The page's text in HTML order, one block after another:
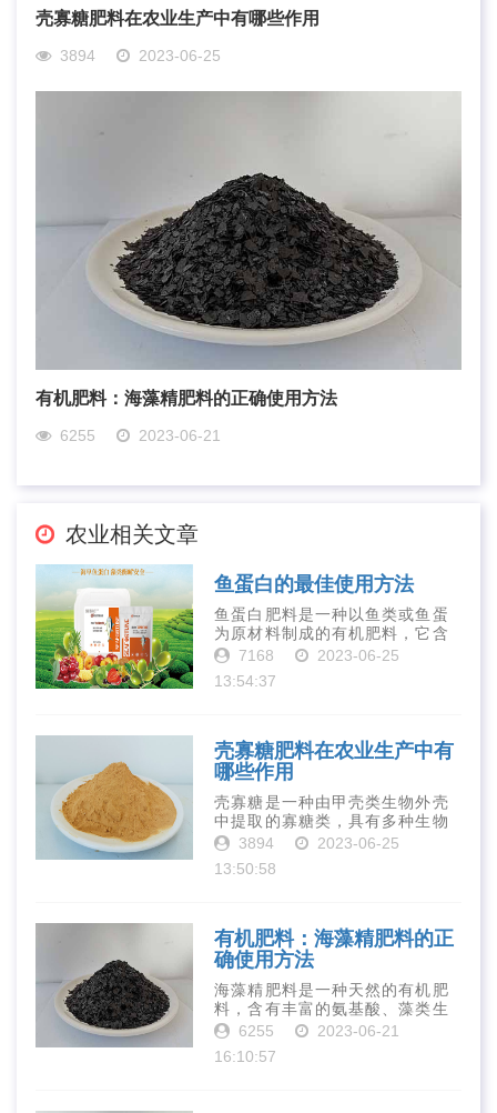
壳寡糖肥料在农业生产中有哪些作用
3894 2023-06-25
有机肥料：海藻精肥料的正确使用方法
6255 2023-06-21
农业相关文章
鱼蛋白的最佳使用方法
鱼蛋白肥料是一种以鱼类或鱼蛋
为原材料制成的有机肥料，它含
有丰富的营养物质，如氮、磷、
元素和植物生长因子。这些营养
7168
2023-06-25
13:54:37
壳寡糖肥料在农业生产中有
哪些作用
壳寡糖是一种由甲壳类生物外壳
中提取的寡糖类，具有多种生物
活性和营养价值。在农业生产
是作为一种新型的有机肥料，壳
3894
2023-06-25
13:50:58
有机肥料：海藻精肥料的正
确使用方法
海藻精肥料是一种天然的有机肥
料，含有丰富的氨基酸、藻类生
长素、维生素、微量元素、蛋白
力、促进植物生长、增强植物抗
6255
2023-06-21
16:10:57